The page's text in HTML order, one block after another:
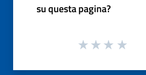
su questa pagina?